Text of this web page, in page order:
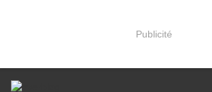
Publicité